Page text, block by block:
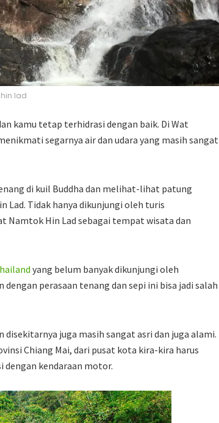
lad
kamu tetap terhidrasi dengan baik. Di Wat
segarnya air dan udara yang masih sangat
di kuil Buddha dan melihat-lihat patung
Lad. Tidak hanya dikunjungi oleh turis
Namtok Hin Lad sebagai tempat wisata dan
yang belum banyak dikunjungi oleh
perasaan tenang dan sepi ini bisa jadi salah
juga masih sangat asri dan juga alami.
Chiang Mai, dari pusat kota kira-kira harus
dengan kendaraan motor.